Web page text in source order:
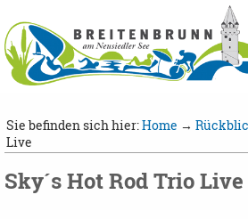
Sie befinden sich hier:Home →
Live
Sky´s Hot Rod Trio Live